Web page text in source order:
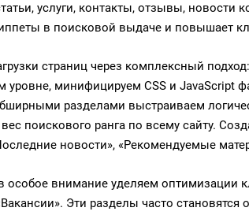
услуги, контакты, отзывы,
в поисковой выдаче и повышает
страниц через комплексный
уровне, минифицируем CSS и JavaScript
разделами выстраиваем
поискового ранга по всему сайту.
новости», «Рекомендуемые
особое внимание уделяем оптимизации
Эти разделы часто